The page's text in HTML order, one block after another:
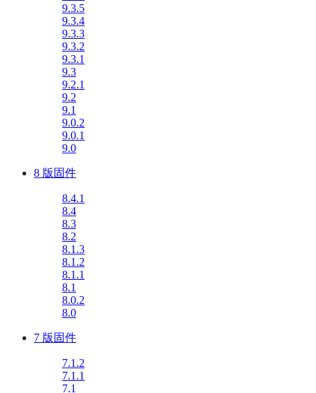
9.3.5
9.3.4
9.3.3
9.3.2
9.3.1
9.3
9.2.1
9.2
9.1
9.0.2
9.0.1
9.0
8 版固件
8.4.1
8.4
8.3
8.2
8.1.3
8.1.2
8.1.1
8.1
8.0.2
8.0
7 版固件
7.1.2
7.1.1
7.1